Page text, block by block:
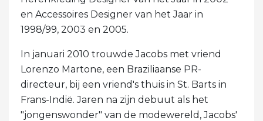
en Accessoires Designer van het Jaar in
1998/99, 2003 en 2005.
In januari 2010 trouwde Jacobs met vriend
Lorenzo Martone, een Braziliaanse PR-
directeur, bij een vriend's thuis in St. Barts in
Frans-Indië. Jaren na zijn debuut als het
"jongenswonder" van de modewereld, Jacobs'